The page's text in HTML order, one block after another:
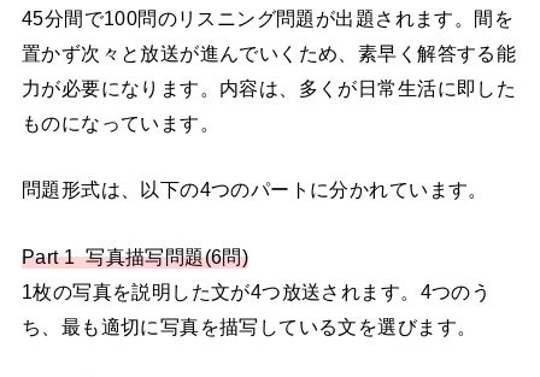
45分間で100問のリスニング問題が出題されます。間を
置かず次々と放送が進んでいくため、素早く解答する能
力が必要になります。内容は、多くが日常生活に即した
ものになっています。
問題形式は、以下の4つのパートに分かれています。
Part 1 写真描写問題(6問)
1枚の写真を説明した文が4つ放送されます。4つのう
ち、最も適切に写真を描写している文を選びます。